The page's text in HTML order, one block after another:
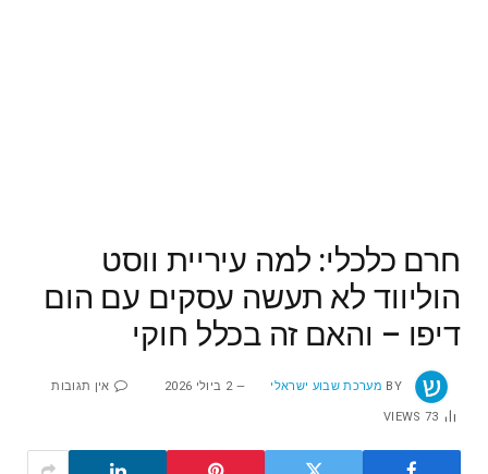
חרם כלכלי: למה עיריית ווסט
הוליווד לא תעשה עסקים עם הום
דיפו – והאם זה בכלל חוקי
BY מערכת שבוע ישראלי 2 ביולי 2026 אין תגובות
73
VIEWS